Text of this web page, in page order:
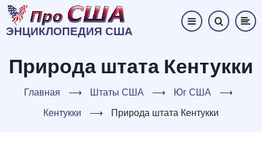
Перейти
основному
ЭНЦИКЛОПЕДИЯ США
Природа штата Кентукки
Главная ⟶ Штаты США ⟶ Юг США
⟶
Кентукки
⟶ Природа штата Кентукки